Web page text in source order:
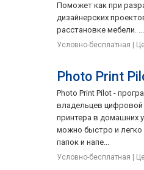
Поможет как при
дизайнерских
расстановке мебели. ...
Условно-бесплатная |
Photo Print
Photo Print Pilot -
владельцев
принтера в домашних
можно быстро и легко
папок и напе...
Условно-бесплатная |